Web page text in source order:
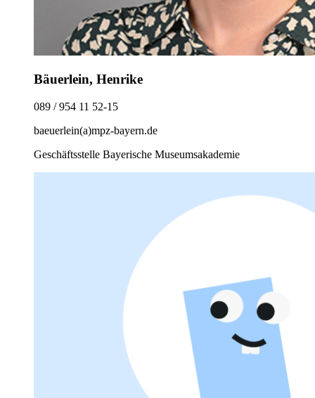
Bäuerlein, Henrike
089 / 954 11 52-15
baeuerlein(a)mpz-bayern.de
Geschäftsstelle Bayerische Museumsakademie